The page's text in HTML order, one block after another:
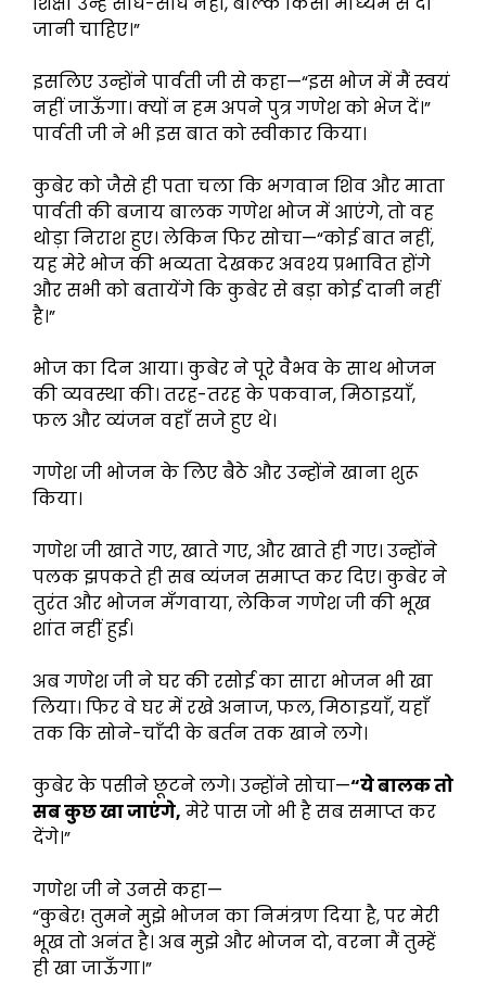
जानी चाहिए।”
इसलिए उन्होंने पार्वती जी से कहा—“इस भोज में मैं स्वयं
नहीं जाऊँगा। क्यों न हम अपने पुत्र गणेश को भेज दें।”
पार्वती जी ने भी इस बात को स्वीकार किया।
कुबेर को जैसे ही पता चला कि भगवान शिव और माता
पार्वती की बजाय बालक गणेश भोज में आएंगे, तो वह
थोड़ा निराश हुए। लेकिन फिर सोचा—“कोई बात नहीं,
यह मेरे भोज की भव्यता देखकर अवश्य प्रभावित होंगे
और सभी को बतायेंगे कि कुबेर से बड़ा कोई दानी नहीं
है।”
भोज का दिन आया। कुबेर ने पूरे वैभव के साथ भोजन
की व्यवस्था की। तरह-तरह के पकवान, मिठाइयाँ,
फल और व्यंजन वहाँ सजे हुए थे।
गणेश जी भोजन के लिए बैठे और उन्होंने खाना शुरू
किया।
गणेश जी खाते गए, खाते गए, और खाते ही गए। उन्होंने
पलक झपकते ही सब व्यंजन समाप्त कर दिए। कुबेर ने
तुरंत और भोजन मँगवाया, लेकिन गणेश जी की भूख
शांत नहीं हुई।
अब गणेश जी ने घर की रसोई का सारा भोजन भी खा
लिया। फिर वे घर में रखे अनाज, फल, मिठाइयाँ, यहाँ
तक कि सोने-चाँदी के बर्तन तक खाने लगे।
कुबेर के पसीने छूटने लगे। उन्होंने सोचा—“ये बालक तो
सब कुछ खा जाएंगे, मेरे पास जो भी है सब समाप्त कर
देंगे।”
गणेश जी ने उनसे कहा—
“कुबेर! तुमने मुझे भोजन का निमंत्रण दिया है, पर मेरी
भूख तो अनंत है। अब मुझे और भोजन दो, वरना मैं तुम्हें
ही खा जाऊँगा।”